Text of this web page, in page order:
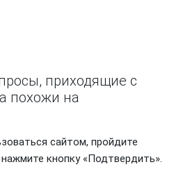
приходящие с
похожи на
сайтом, пройдите
кнопку «Подтвердить».